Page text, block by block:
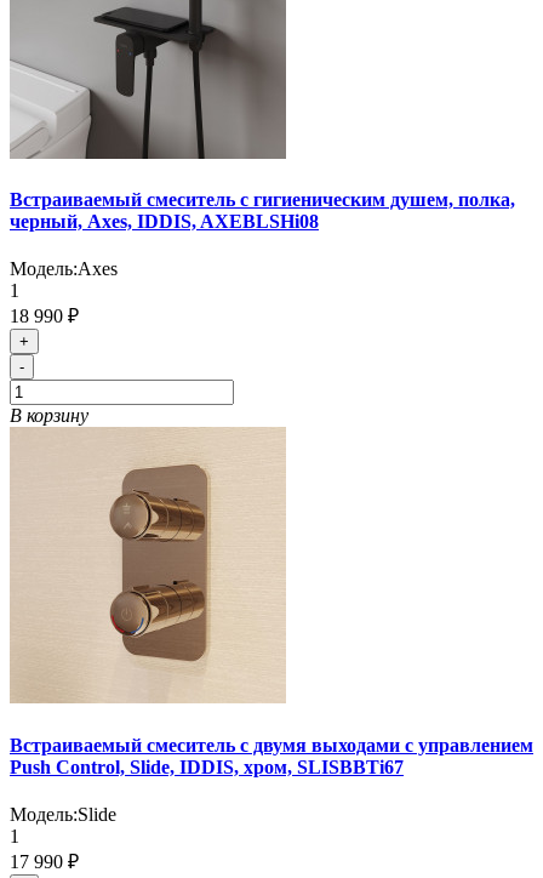
Встраиваемый смеситель с гигиеническим душем, полка,
черный, Axes, IDDIS, AXEBLSHi08
Модель:Axes
1
18 990 ₽
+
-
В корзину
Встраиваемый смеситель с двумя выходами с управлением
Push Control, Slide, IDDIS, хром, SLISBBTi67
Модель:Slide
1
17 990 ₽